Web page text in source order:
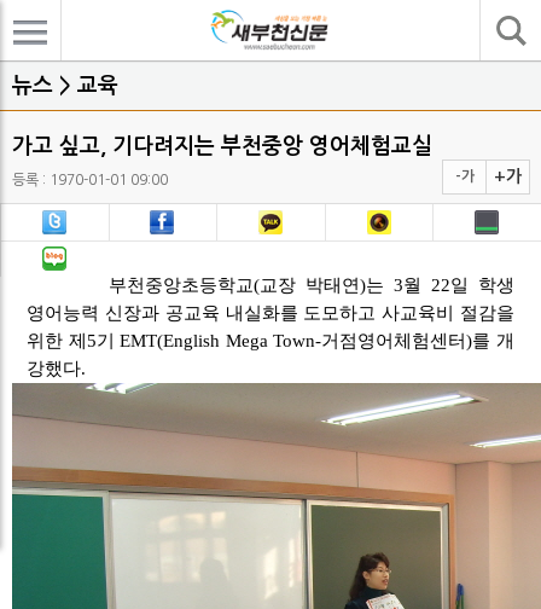
뉴스 > 교육
가고 싶고, 기다려지는 부천중앙 영어체험교실
등록 : 1970-01-01 09:00 -가 +가
부천중앙초등학교(교장 박태연)는 3월 22일 학생
영어능력 신장과 공교육 내실화를 도모하고 사교육비 절감을
위한 제5기 EMT(English Mega Town-거점영어체험센터)를 개
강했다.